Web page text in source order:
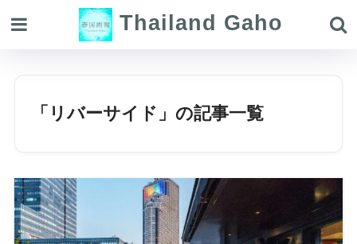
Thailand Gaho
「リバーサイド」の記事一覧